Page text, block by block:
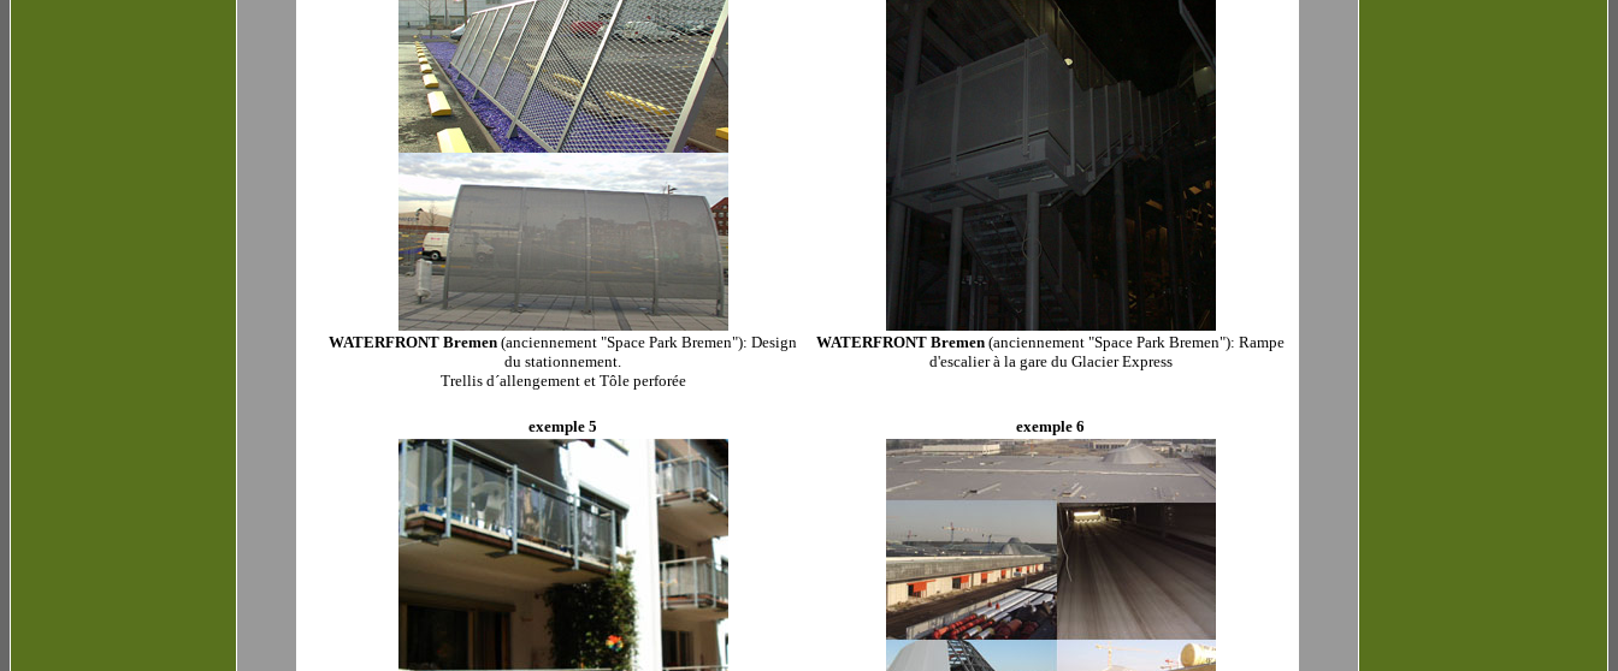
WATERFRONT Bremen (anciennement "Space Park Bremen"): Design
du stationnement.
Trellis d´allengement et Tôle perforée
WATERFRONT Bremen (anciennement "Space Park Bremen"): Rampe
d'escalier à la gare du Glacier Express
exemple 5 exemple 6